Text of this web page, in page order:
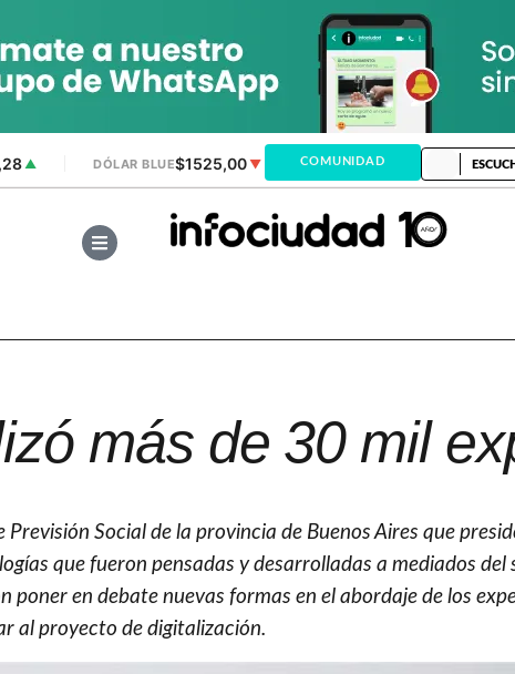
▲ DÓLAR BLUE$1525,00▼ DÓLAR MEP ▲
COMUNIDAD
más de 30 mil
Social de la provincia de Buenos Aires que
que fueron pensadas y desarrolladas a mediados del
poner en debate nuevas formas en el abordaje de los
al proyecto de digitalización.